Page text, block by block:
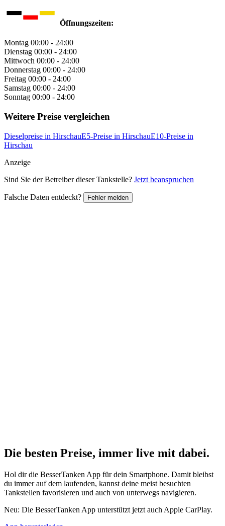
Öffnungszeiten:
Montag 00:00 - 24:00
Dienstag 00:00 - 24:00
Mittwoch 00:00 - 24:00
Donnerstag 00:00 - 24:00
Freitag 00:00 - 24:00
Samstag 00:00 - 24:00
Sonntag 00:00 - 24:00
Weitere Preise vergleichen
Dieselpreise in HirschauE5-Preise in HirschauE10-Preise in
Hirschau
Anzeige
Sind Sie der Betreiber dieser Tankstelle? Jetzt beanspruchen
Falsche Daten entdeckt? Fehler melden
Die besten Preise, immer live mit dabei.
Hol dir die BesserTanken App für dein Smartphone. Damit bleibst
du immer auf dem laufenden, kannst deine meist besuchten
Tankstellen favorisieren und auch von unterwegs navigieren.
Neu: Die BesserTanken App unterstützt jetzt auch Apple CarPlay.